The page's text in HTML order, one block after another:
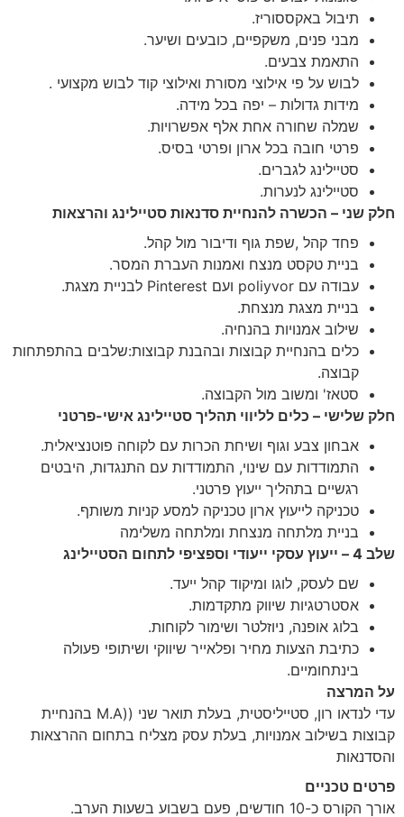
תיבול באקססוריז.
מבני פנים, משקפיים, כובעים ושיער.
התאמת צבעים.
לבוש על פי אילוצי מסורת ואילוצי קוד לבוש מקצועי .
מידות גדולות – יפה בכל מידה.
שמלה שחורה אחת אלף אפשרויות.
פרטי חובה בכל ארון ופרטי בסיס.
סטיילינג לגברים.
סטיילינג לנערות.
חלק שני – הכשרה להנחיית סדנאות סטיילינג והרצאות
פחד קהל ,שפת גוף ודיבור מול קהל.
בניית טקסט מנצח ואמנות העברת המסר.
עבודה עם poliyvor ועם Pinterest לבניית מצגת.
בניית מצגת מנצחת.
שילוב אמנויות בהנחיה.
כלים בהנחיית קבוצות ובהבנת קבוצות:שלבים בהתפתחות
קבוצה.
סטאז' ומשוב מול הקבוצה.
חלק שלישי – כלים לליווי תהליך סטיילינג אישי-פרטני
אבחון צבע וגוף ושיחת הכרות עם לקוחה פוטנציאלית.
התמודדות עם שינוי, התמודדות עם התנגדות, היבטים
רגשיים בתהליך ייעוץ פרטני.
טכניקה לייעוץ ארון טכניקה למסע קניות משותף.
בניית מלתחה מנצחת ומלתחה משלימה
שלב 4 – ייעוץ עסקי ייעודי וספציפי לתחום הסטיילינג
שם לעסק, לוגו ומיקוד קהל ייעד.
אסטרטגיות שיווק מתקדמות.
בלוג אופנה, ניוזלטר ושימור לקוחות.
כתיבת הצעות מחיר ופלאייר שיווקי ושיתופי פעולה
בינתחומיים.
על המרצה
עדי לנדאו רון, סטייליסטית, בעלת תואר שני ((M.A בהנחיית
קבוצות בשילוב אמנויות, בעלת עסק מצליח בתחום ההרצאות
והסדנאות
פרטים טכניים
אורך הקורס כ-10 חודשים, פעם בשבוע בשעות הערב.